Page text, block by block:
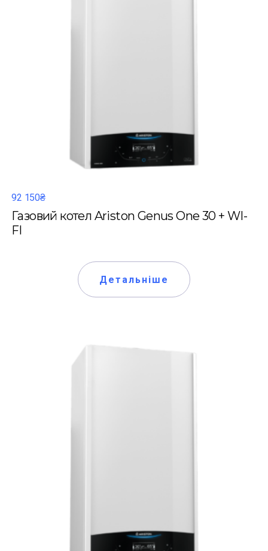
92 150₴
Газовий котел Ariston Genus One 30 + WI-
FI
Детальніше